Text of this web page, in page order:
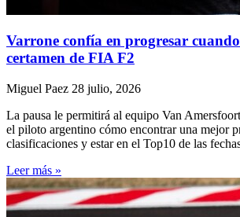
Varrone confía en progresar
certamen de FIA F2
Miguel Paez 28 julio, 2026
La pausa le permitirá al equipo Van
el piloto argentino cómo encontrar una mejor
clasificaciones y estar en el Top10 de las
Leer más »